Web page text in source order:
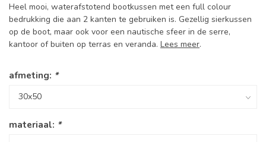
Heel mooi, waterafstotend bootkussen met een full colour
bedrukking die aan 2 kanten te gebruiken is. Gezellig sierkussen
op de boot, maar ook voor een nautische sfeer in de serre,
kantoor of buiten op terras en veranda. Lees meer.
afmeting: *
materiaal: *